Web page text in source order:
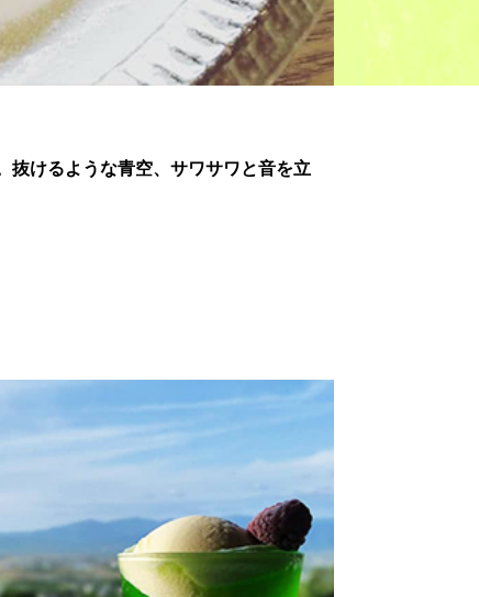
抜けるような青空、サワサワと音を立